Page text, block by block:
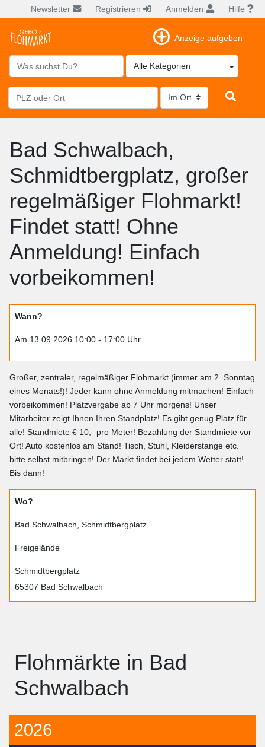
Newsletter Registrieren Anmelden Hilfe
Anzeige aufgeben
Alle Kategorien
Bad Schwalbach,
Schmidtbergplatz, großer
regelmäßiger Flohmarkt!
Findet statt! Ohne
Anmeldung! Einfach
vorbeikommen!
Wann?
Am 13.09.2026 10:00 - 17:00 Uhr
Großer, zentraler, regelmäßiger Flohmarkt (immer am 2. Sonntag
eines Monats!)! Jeder kann ohne Anmeldung mitmachen! Einfach
vorbeikommen! Platzvergabe ab 7 Uhr morgens! Unser
Mitarbeiter zeigt Ihnen Ihren Standplatz! Es gibt genug Platz für
alle! Standmiete € 10,- pro Meter! Bezahlung der Standmiete vor
Ort! Auto kostenlos am Stand! Tisch, Stuhl, Kleiderstange etc.
bitte selbst mitbringen! Der Markt findet bei jedem Wetter statt!
Bis dann!
Wo?
Bad Schwalbach, Schmidtbergplatz
Freigelände
Schmidtbergplatz
65307 Bad Schwalbach
Flohmärkte in Bad
Schwalbach
2026